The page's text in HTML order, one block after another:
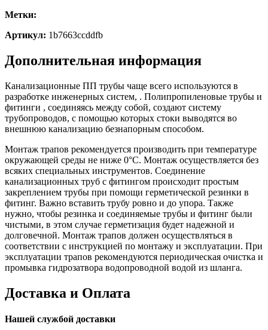
Метки:
Артикул: 1b7663ccddfb
Дополнительная информация
Канализационные ПП трубы чаще всего используются в
разработке инженерных систем, . Полипропиленовые трубы и
фитинги , соединяясь между собой, создают систему
трубопроводов, с помощью которых стоки выводятся во
внешнюю канализацию безнапорным способом.
Монтаж трапов рекомендуется производить при температуре
окружающей среды не ниже 0°С. Монтаж осуществляется без
всяких специальных инструментов. Соединение
канализационных труб с фитингом происходит простым
закреплением трубы при помощи герметической резинки в
фитинг. Важно вставить трубу ровно и до упора. Также
нужно, чтобы резинка и соединяемые трубы и фитинг были
чистыми, в этом случае герметизация будет надежной и
долговечной. Монтаж трапов должен осуществляться в
соответствии с инструкцией по монтажу и эксплуатации. При
эксплуатации трапов рекомендуются периодическая очистка и
промывка гидрозатвора водопроводной водой из шланга.
Доставка и Оплата
Нашей службой доставки